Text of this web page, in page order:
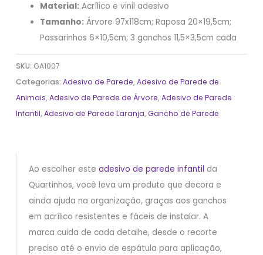
Material: Acrílico e vinil adesivo
Tamanho: Árvore 97x118cm; Raposa 20×19,5cm;
Passarinhos 6×10,5cm; 3 ganchos 11,5×3,5cm cada
SKU: GA1007
Categorias:Adesivo de Parede,Adesivo de Parede de
Animais,Adesivo de Parede de Árvore,Adesivo de Parede
Infantil,Adesivo de Parede Laranja,Gancho de Parede
Ao escolher este adesivo de parede infantil da
Quartinhos, você leva um produto que decora e
ainda ajuda na organização, graças aos ganchos
em acrílico resistentes e fáceis de instalar. A
marca cuida de cada detalhe, desde o recorte
preciso até o envio de espátula para aplicação,